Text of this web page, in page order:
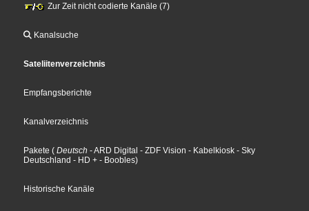
Zur Zeit nicht codierte Kanäle (7)
Kanalsuche
Sateliitenverzeichnis
Empfangsberichte
Kanalverzeichnis
Pakete ( Deutsch - ARD Digital - ZDF Vision - Kabelkiosk - Sky
Deutschland - HD + - Boobles)
Historische Kanäle